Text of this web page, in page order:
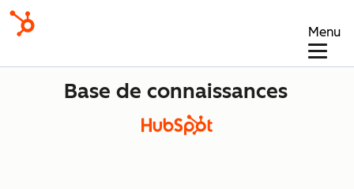
Menu
Base de connaissances